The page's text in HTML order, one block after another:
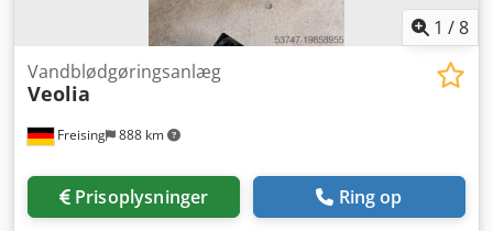
1 /8
Freising 888 km
Vandblødgøringsanlæg
Veolia
Prisoplysninger Ring op